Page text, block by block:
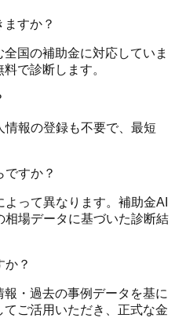
すか？
国の補助金に対応していま
で診断します。
報の登録も不要で、最短
すか？
って異なります。補助金AI
場データに基づいた診断結
か？
・過去の事例データを基に
ご活用いただき、正式な金